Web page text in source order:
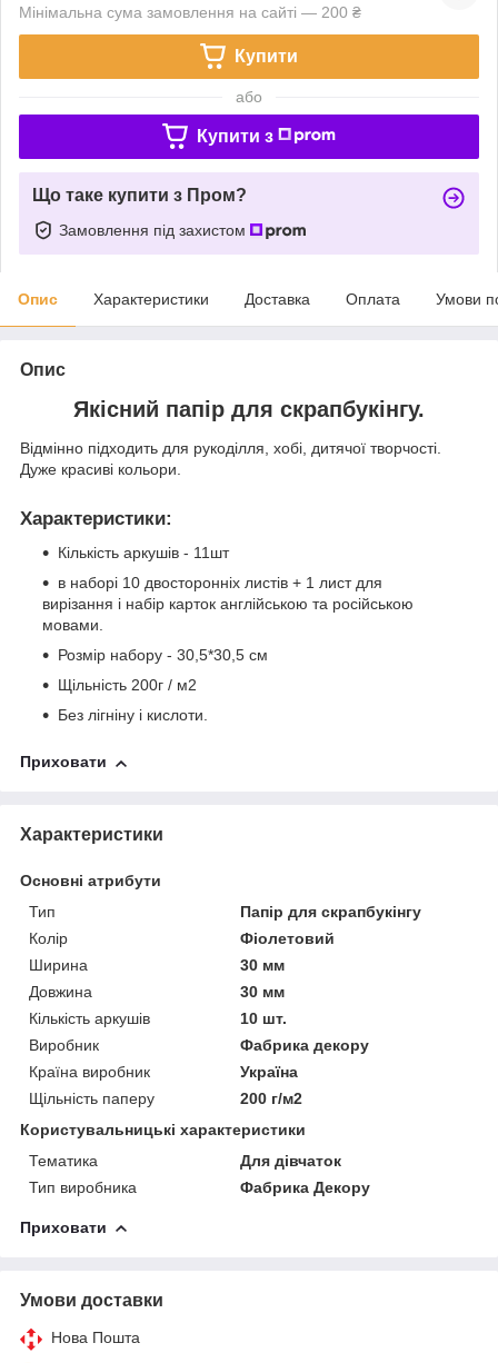
Мінімальна сума замовлення на сайті — 200 ₴
Купити
або
Купити з
Що таке купити з Пром?
Замовлення під захистом
Опис Характеристики Доставка Оплата Умови
Опис
Якісний папір для скрапбукінгу.
Відмінно підходить для рукоділля, хобі, дитячої творчості.
Дуже красиві кольори.
Характеристики:
Кількість аркушів - 11шт
в наборі 10 двосторонніх листів + 1 лист для
вирізання і набір карток англійською та російською
мовами.
Розмір набору - 30,5*30,5 см
Щільність 200г / м2
Без лігніну і кислоти.
Приховати
Характеристики
Основні атрибути
Тип
Папір для скрапбукінгу
Колір
Фіолетовий
Ширина
30 мм
Довжина
30 мм
Кількість аркушів
10 шт.
Виробник
Фабрика декору
Країна виробник
Україна
Щільність паперу
200 г/м2
Користувальницькі характеристики
Тематика
Для дівчаток
Тип виробника
Фабрика Декору
Приховати
Умови доставки
Нова Пошта